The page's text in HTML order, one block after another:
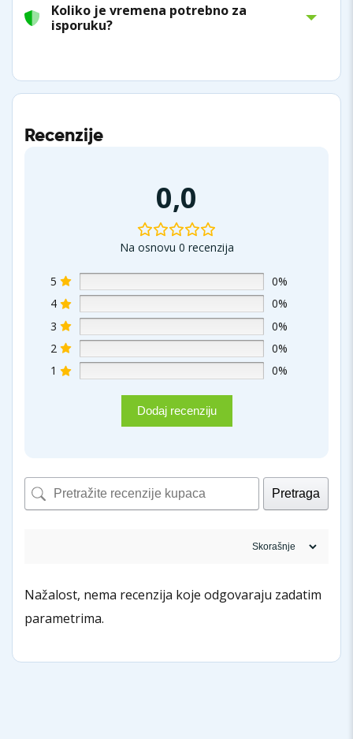
Koliko je vremena potrebno za
isporuku?
Recenzije
0,0
Na osnovu 0 recenzija
5
0%
4
0%
3
0%
2
0%
1
0%
Dodaj recenziju
Pretraga
Nažalost, nema recenzija koje odgovaraju zadatim
parametrima.